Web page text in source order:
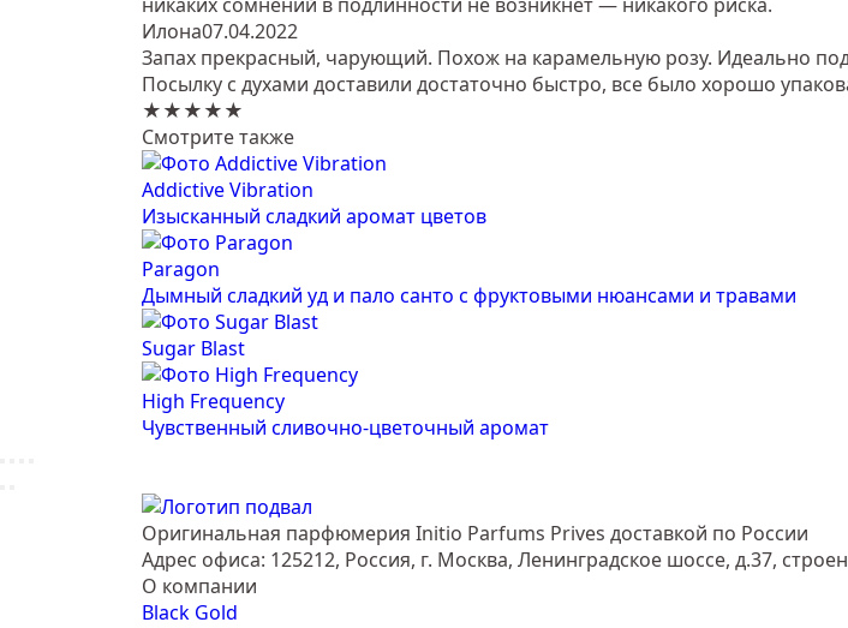
Илона07.04.2022
Запах прекрасный, чарующий. Похож на карамельную розу. Идеально
Посылку с духами доставили достаточно быстро, все было хорошо
★★★★★
Смотрите также
Addictive Vibration
Изысканный сладкий аромат цветов
Paragon
Дымный сладкий уд и пало санто с фруктовыми нюансами и травами
Sugar Blast
High Frequency
Чувственный сливочно-цветочный аромат
Оригинальная парфюмерия Initio Parfums Prives доставкой по России
Адрес офиса: 125212, Россия, г. Москва, Ленинградское шоссе, д.37,
О компании
Black Gold